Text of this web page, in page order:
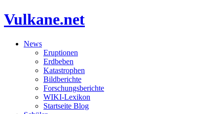
Vulkane.net
News
Eruptionen
Erdbeben
Katastrophen
Bildberichte
Forschungsberichte
WIKI-Lexikon
Startseite Blog